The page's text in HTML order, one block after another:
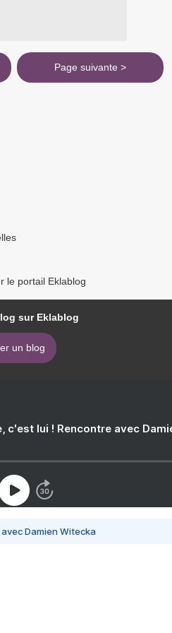
Page suivante >
le portail Eklablog
sur Eklablog
un blog
c'est lui ! Rencontre avec
Damien Witecka